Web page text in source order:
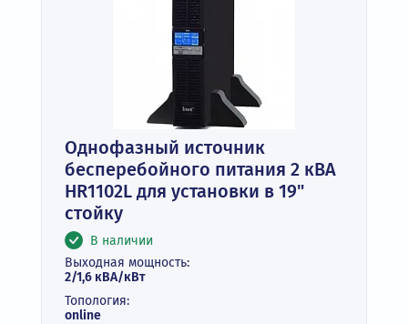
Однофазный источник
бесперебойного питания 2 кВА
HR1102L для установки в 19"
стойку
В наличии
Выходная мощность:
2/1,6 кВА/кВт
Топология:
online